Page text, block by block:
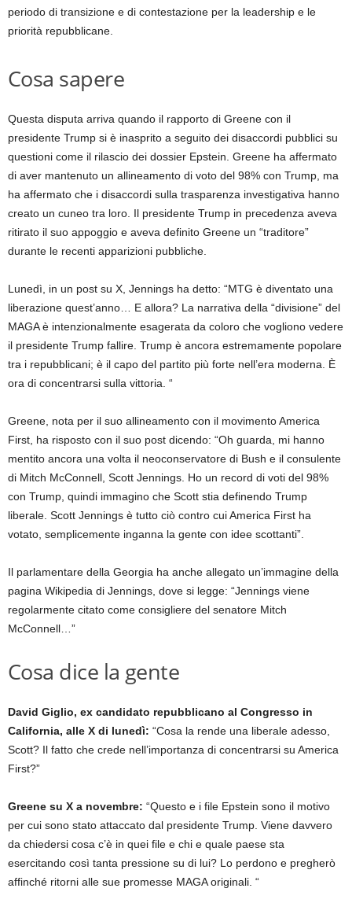
periodo di transizione e di contestazione per la leadership e le
priorità repubblicane.
Cosa sapere
Questa disputa arriva quando il rapporto di Greene con il
presidente Trump si è inasprito a seguito dei disaccordi pubblici su
questioni come il rilascio dei dossier Epstein. Greene ha affermato
di aver mantenuto un allineamento di voto del 98% con Trump, ma
ha affermato che i disaccordi sulla trasparenza investigativa hanno
creato un cuneo tra loro. Il presidente Trump in precedenza aveva
ritirato il suo appoggio e aveva definito Greene un “traditore”
durante le recenti apparizioni pubbliche.
Lunedì, in un post su X, Jennings ha detto: “MTG è diventato una
liberazione quest’anno… E allora? La narrativa della “divisione” del
MAGA è intenzionalmente esagerata da coloro che vogliono vedere
il presidente Trump fallire. Trump è ancora estremamente popolare
tra i repubblicani; è il capo del partito più forte nell’era moderna. È
ora di concentrarsi sulla vittoria. “
Greene, nota per il suo allineamento con il movimento America
First, ha risposto con il suo post dicendo: “Oh guarda, mi hanno
mentito ancora una volta il neoconservatore di Bush e il consulente
di Mitch McConnell, Scott Jennings. Ho un record di voti del 98%
con Trump, quindi immagino che Scott stia definendo Trump
liberale. Scott Jennings è tutto ciò contro cui America First ha
votato, semplicemente inganna la gente con idee scottanti”.
Il parlamentare della Georgia ha anche allegato un’immagine della
pagina Wikipedia di Jennings, dove si legge: “Jennings viene
regolarmente citato come consigliere del senatore Mitch
McConnell…”
Cosa dice la gente
David Giglio, ex candidato repubblicano al Congresso in
California, alle X di lunedì: “Cosa la rende una liberale adesso,
Scott? Il fatto che crede nell’importanza di concentrarsi su America
First?”
Greene su X a novembre: “Questo e i file Epstein sono il motivo
per cui sono stato attaccato dal presidente Trump. Viene davvero
da chiedersi cosa c’è in quei file e chi e quale paese sta
esercitando così tanta pressione su di lui? Lo perdono e pregherò
affinché ritorni alle sue promesse MAGA originali. “